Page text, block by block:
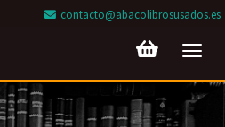
contacto@abacolibrosusados.es